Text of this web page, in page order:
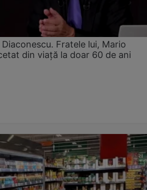
Fratele lui, Mario
din viață la doar 60 de ani